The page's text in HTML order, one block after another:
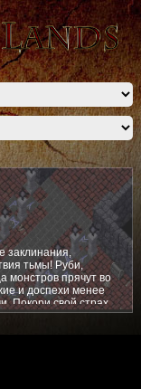
заклинания,
тьмы! Руби,
монстров прячут во
и доспехи менее
Покори свой страх,